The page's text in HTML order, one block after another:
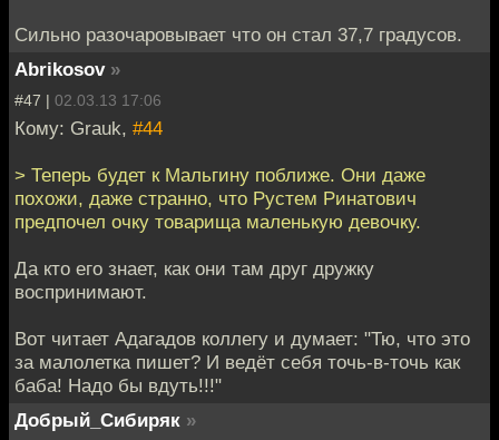
Сильно разочаровывает что он стал 37,7 градусов.
Abrikosov »
#47 | 02.03.13 17:06
Кому: Grauk, #44
> Теперь будет к Мальгину поближе. Они даже
похожи, даже странно, что Рустем Ринатович
предпочел очку товарища маленькую девочку.
Да кто его знает, как они там друг дружку
воспринимают.
Вот читает Адагадов коллегу и думает: "Тю, что это
за малолетка пишет? И ведёт себя точь-в-точь как
баба! Надо бы вдуть!!!"
Добрый_Сибиряк »